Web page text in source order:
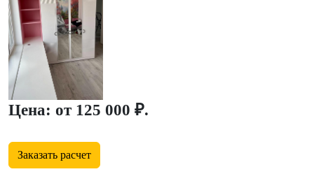
Цена: от 125 000 ₽.
Заказать расчет